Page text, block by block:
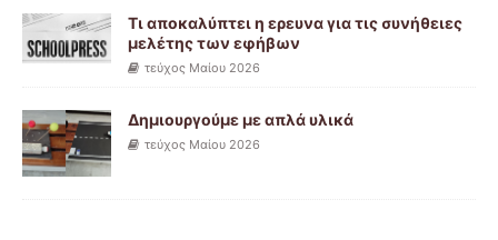
Τι αποκαλύπτει η ερευνα για τις συνήθειες
μελέτης των εφήβων
τεύχος Μαίου 2026
Δημιουργούμε με απλά υλικά
τεύχος Μαίου 2026